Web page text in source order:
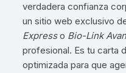
verdadera confianza
un sitio web exclusivo
Expresso Bio-Link
profesional. Es tu carta
optimizada para que